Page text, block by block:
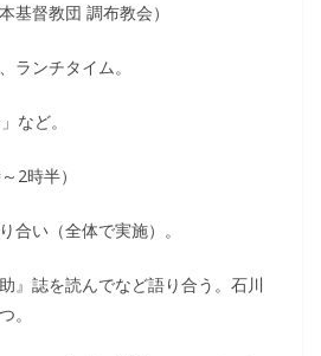
督教団 調布教会）
ランチタイム。
など。
2時半）
い（全体で実施）。
』誌を読んでなど語り合う。石川
。